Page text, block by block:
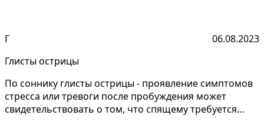
Г
06.08.2023
Глисты острицы
По соннику глисты острицы - проявление симптомов
стресса или тревоги после пробуждения может
свидетельствовать о том, что спящему требуется